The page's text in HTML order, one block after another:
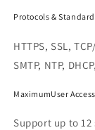
Protocols &
HTTPS, SSL,
SMTP, NTP,
MaximumUser Access
Support up to